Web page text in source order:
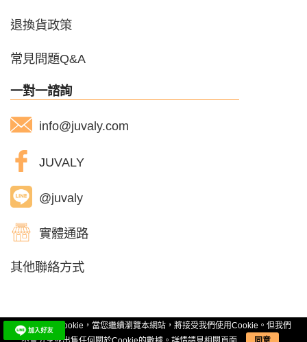
退換貨政策
常見問題Q&A
一對一諮詢
info@juvaly.com
JUVALY
@juvaly
實體通路
其他聯絡方式
© 2026 JUVALY. ALL RIGHTS RESERVED.
本網站使用Cookie，當您繼續瀏覽本網站，將接受我們使用Cookie。但我們